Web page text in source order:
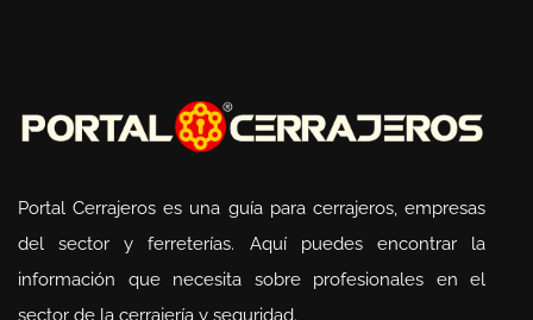
Portal Cerrajeros es una guía para cerrajeros, empresas
del sector y ferreterías. Aquí puedes encontrar la
información que necesita sobre profesionales en el
sector de la cerrajería y seguridad.